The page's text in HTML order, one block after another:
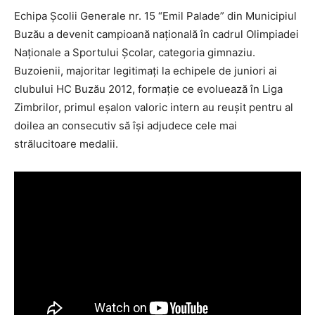
Echipa Şcolii Generale nr. 15 “Emil Palade” din Municipiul
Buzău a devenit campioană naţională în cadrul Olimpiadei
Naţionale a Sportului Şcolar, categoria gimnaziu.
Buzoienii, majoritar legitimaţi la echipele de juniori ai
clubului HC Buzău 2012, formaţie ce evoluează în Liga
Zimbrilor, primul eşalon valoric intern au reuşit pentru al
doilea an consecutiv să îşi adjudece cele mai
strălucitoare medalii.